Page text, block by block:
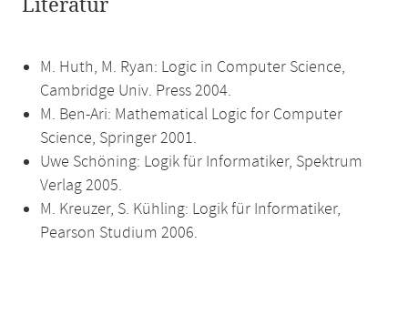
Literatur
M. Huth, M. Ryan: Logic in Computer Science,
Cambridge Univ. Press 2004.
M. Ben-Ari: Mathematical Logic for Computer
Science, Springer 2001.
Uwe Schöning: Logik für Informatiker, Spektrum
Verlag 2005.
M. Kreuzer, S. Kühling: Logik für Informatiker,
Pearson Studium 2006.